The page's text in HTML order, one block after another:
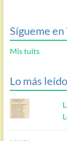
Sígueme
Mis tuits
Lo más